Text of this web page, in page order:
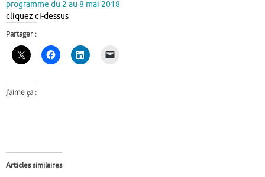
programme du 2 au 8 mai 2018
cliquez ci-dessus
Partager :
J’aime ça :
Articles similaires